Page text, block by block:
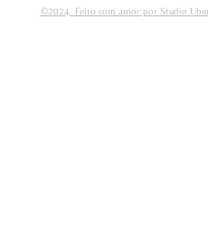
©2024 Feito com amor por Studio